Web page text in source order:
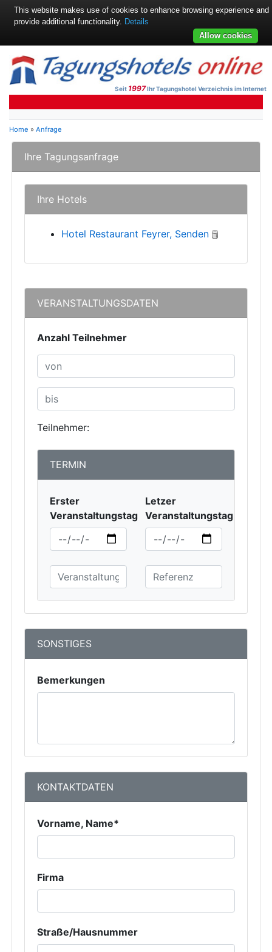
Seit 1997Ihr Tagungshotel Verzeichnis im Internet
Home » Anfrage
Ihre Tagungsanfrage
Ihre Hotels
Hotel Restaurant Feyrer, Senden
VERANSTALTUNGSDATEN
Anzahl Teilnehmer
Teilnehmer:
TERMIN
Erster
Veranstaltungstag
Letzer
Veranstaltungstag
SONSTIGES
Bemerkungen
KONTAKTDATEN
Vorname, Name*
Firma
Straße/Hausnummer
This website makes use of cookies to enhance browsing experience and
provide additional functionality. Details
Allow cookies